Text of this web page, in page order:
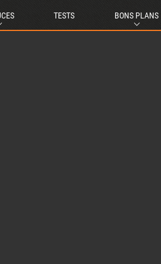
TESTS BONS PLANS